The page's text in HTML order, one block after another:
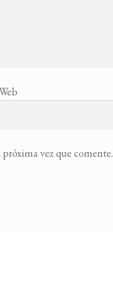
vez que comente.